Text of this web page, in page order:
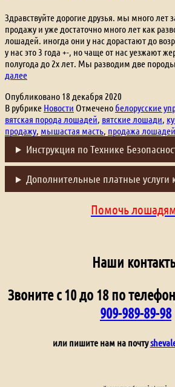
Здравствуйте дорогие друзья. мы много лет
продажу и уже достаточно много лет как
лошадей. иногда они у нас дорастают до
у нас это 3 года +-, но чаще от нас уезжают
полугода до 2х лет. Мы разводим две
далееНаши
на
продажу
Опубликовано 18 декабря 2020
В рубрике Новости Отмечено белорусские
вятская порода лошадей вятские лошади
продажу мышастая масть продажа лошадей
Инструкция по Технике
Дополнительные платные услуги
Помочь
Наши
Звоните с 10 до 18 по
909-989-89-98
или пишите нам на почту